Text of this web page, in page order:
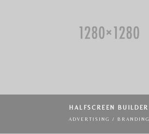
HALFSCREEN BUILDER
ADVERTISING / BRANDING